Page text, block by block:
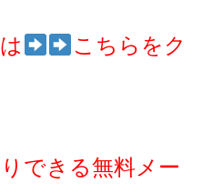
こちらをク
できる無料メー